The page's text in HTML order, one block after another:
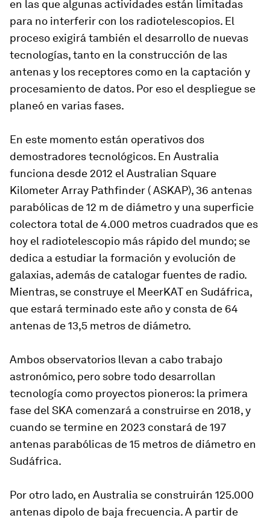
en las que algunas actividades están limitadas
para no interferir con los radiotelescopios. El
proceso exigirá también el desarrollo de nuevas
tecnologías, tanto en la construcción de las
antenas y los receptores como en la captación y
procesamiento de datos. Por eso el despliegue se
planeó en varias fases.
En este momento están operativos dos
demostradores tecnológicos. En Australia
funciona desde 2012 el Australian Square
Kilometer Array Pathfinder ( ASKAP), 36 antenas
parabólicas de 12 m de diámetro y una superficie
colectora total de 4.000 metros cuadrados que es
hoy el radiotelescopio más rápido del mundo; se
dedica a estudiar la formación y evolución de
galaxias, además de catalogar fuentes de radio.
Mientras, se construye el MeerKAT en Sudáfrica,
que estará terminado este año y consta de 64
antenas de 13,5 metros de diámetro.
Ambos observatorios llevan a cabo trabajo
astronómico, pero sobre todo desarrollan
tecnología como proyectos pioneros: la primera
fase del SKA comenzará a construirse en 2018, y
cuando se termine en 2023 constará de 197
antenas parabólicas de 15 metros de diámetro en
Sudáfrica.
Por otro lado, en Australia se construirán 125.000
antenas dipolo de baja frecuencia. A partir de